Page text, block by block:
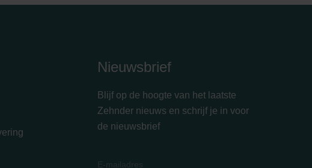
Nieuwsbrief
Blijf op de hoogte van het laatste
Zehnder nieuws en schrijf je in voor
de nieuwsbrief